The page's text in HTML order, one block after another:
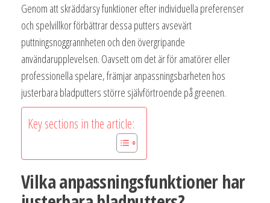
Genom att skräddarsy funktioner efter individuella preferenser
och spelvillkor förbättrar dessa putters avsevärt
puttningsnoggrannheten och den övergripande
användarupplevelsen. Oavsett om det är för amatörer eller
professionella spelare, främjar anpassningsbarheten hos
justerbara bladputters större självförtroende på greenen.
Key sections in the article:
Vilka anpassningsfunktioner har